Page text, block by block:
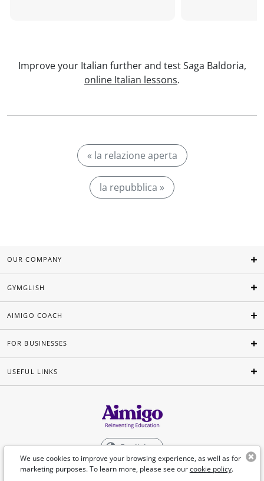
Improve your Italian further and test Saga Baldoria,
online Italian lessons.
« la relazione aperta
la repubblica »
We use cookies to improve your browsing experience, as well as for
marketing purposes. To learn more, please see ourcookie policy.
OUR COMPANY
GYMGLISH
AIMIGO COACH
FOR BUSINESSES
USEFUL LINKS
English
©Aimigo 2026